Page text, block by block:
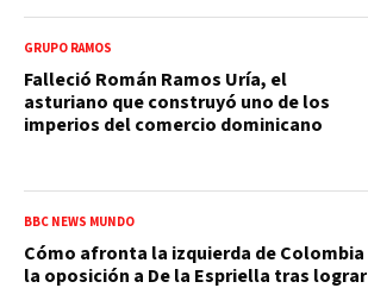
GRUPO RAMOS
Falleció Román Ramos Uría, el
asturiano que construyó uno de los
imperios del comercio dominicano
BBC NEWS MUNDO
Cómo afronta la izquierda de Colombia
la oposición a De la Espriella tras lograr